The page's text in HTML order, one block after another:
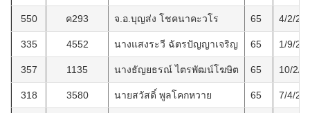
550 ค293 จ.อ.บุญส่ง โชคนาคะวโร 65 4/2/
335 4552 นางแสงระวี ฉัตรปัญญาเจริญ 65 1/9/
357 1135 นางธัญยธรณ์ ไตรพัฒน์โฆษิต 65 10/2/
318 3580 นายสวัสดิ์ พูลโคกหวาย 65 7/4/